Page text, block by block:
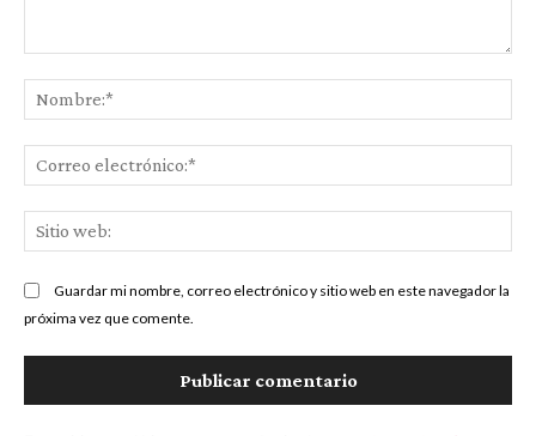
Guardar mi nombre, correo electrónico y sitio web en este navegador la
próxima vez que comente.